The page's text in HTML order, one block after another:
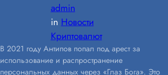
admin
in Новости
Криптовалют
В 2021 году Антипов попал под арест за
использование и распространение
персональных данных через «Глаз Бога». Это